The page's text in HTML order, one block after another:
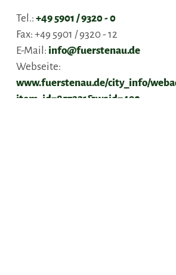
Tel.: +49 5901 / 9320 - 0
Fax: +49 5901 / 9320 - 12
E-Mail: info@fuerstenau.de
Webseite:
www.fuerstenau.de/city_info/
item_id=857221&waid=490